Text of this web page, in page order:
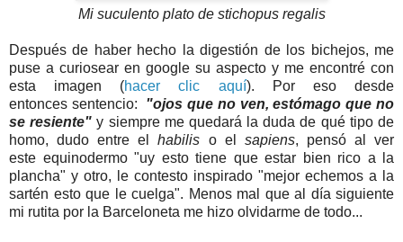
Mi suculento plato de stichopus regalis
Después de haber hecho la digestión de los bichejos, me
puse a curiosear en google su aspecto y me encontré con
esta imagen (hacer clic aquí). Por eso desde
entonces sentencio: "ojos que no ven, estómago que no
se resiente" y siempre me quedará la duda de qué tipo de
homo, dudo entre elhabilis o el sapiens, pensó al ver
este equinodermo "uy esto tiene que estar bien rico a la
plancha" y otro, le contesto inspirado "mejor echemos a la
sartén esto que le cuelga". Menos mal que al día siguiente
mi rutita por la Barceloneta me hizo olvidarme de todo...